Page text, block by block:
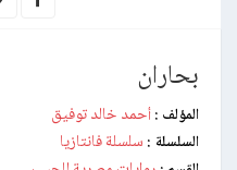
بحاران
المؤلف : أحمد خالد توفيق
السلسلة : سلسلة فانتازيا